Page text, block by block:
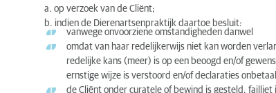
a. op verzoek van de Cliënt;
b. indien de Dierenartsenpraktijk daartoe besluit:
vanwege onvoorziene omstandigheden danwel
omdat van haar redelijkerwijs niet kan worden
redelijke kans (meer) is op een beoogd en/of
ernstige wijze is verstoord en/of declaraties
de Cliënt onder curatele of bewind is gesteld, failliet